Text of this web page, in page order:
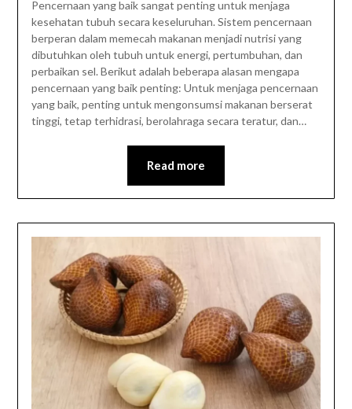
Pencernaan yang baik sangat penting untuk menjaga
kesehatan tubuh secara keseluruhan. Sistem pencernaan
berperan dalam memecah makanan menjadi nutrisi yang
dibutuhkan oleh tubuh untuk energi, pertumbuhan, dan
perbaikan sel. Berikut adalah beberapa alasan mengapa
pencernaan yang baik penting: Untuk menjaga pencernaan
yang baik, penting untuk mengonsumsi makanan berserat
tinggi, tetap terhidrasi, berolahraga secara teratur, dan…
Read more